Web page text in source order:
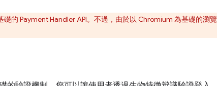
的 Payment Handler API。不過，由於以 Chromium 為基礎的瀏